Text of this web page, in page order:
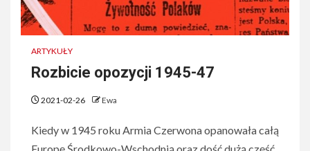
ARTYKUŁY
Rozbicie opozycji 1945-47
2021-02-26 Ewa
Kiedy w 1945 roku Armia Czerwona opanowała całą